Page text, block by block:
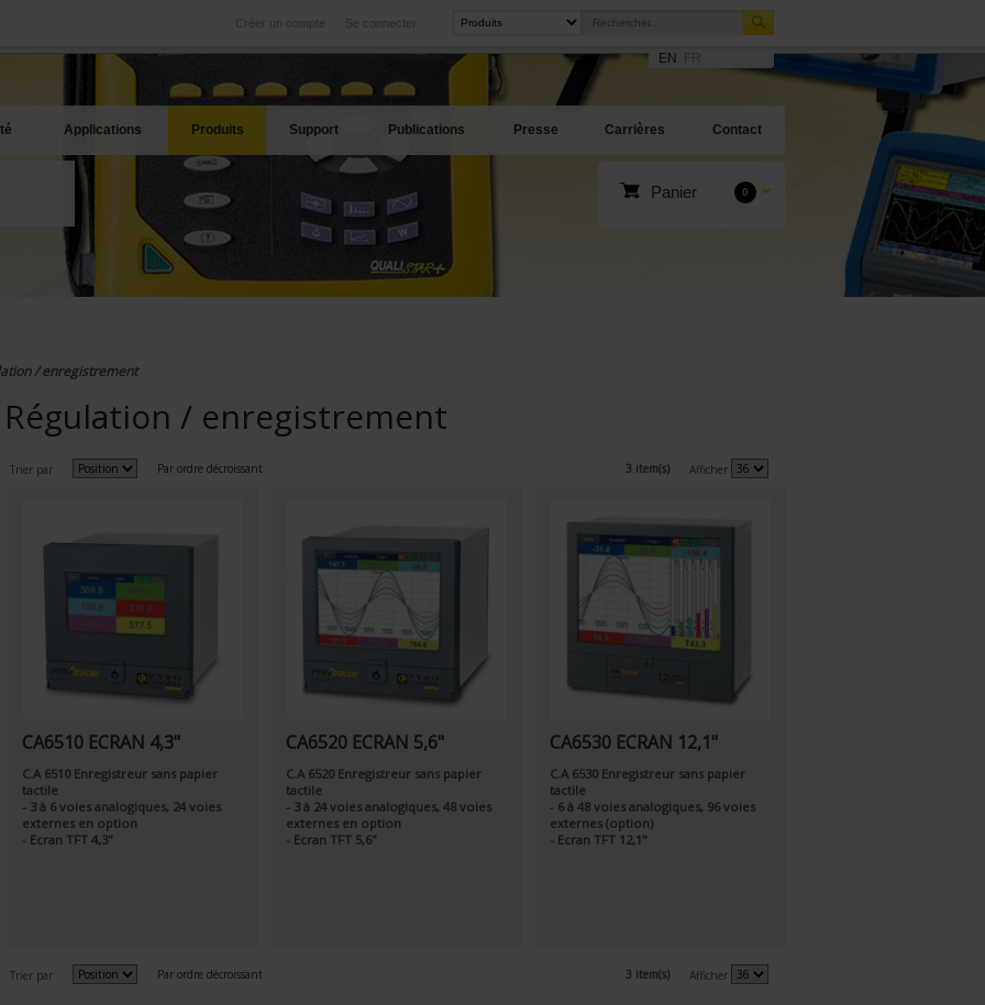
Se connecter
Créer un compte
International
Nos filiales à l'étranger
Nos meilleures offres
EN
Applications Produits Support Publications Presse Carrières Contact
Panier 0
/ enregistrement
Régulation / enregistrement
Trier par Par ordre décroissant 3 item(s) Afficher
CA6510 ECRAN 4,3"
C.A 6510 Enregistreur sans papier
tactile
- 3 à 6 voies analogiques, 24 voies
externes en option
- Ecran TFT 4,3"
CA6520 ECRAN 5,6"
C.A 6520 Enregistreur sans papier
tactile
- 3 à 24 voies analogiques, 48 voies
externes en option
- Ecran TFT 5,6"
CA6530 ECRAN 12,1"
C.A 6530 Enregistreur sans papier
tactile
- 6 à 48 voies analogiques, 96 voies
externes (option)
- Ecran TFT 12,1"
Trier par Par ordre décroissant 3 item(s) Afficher